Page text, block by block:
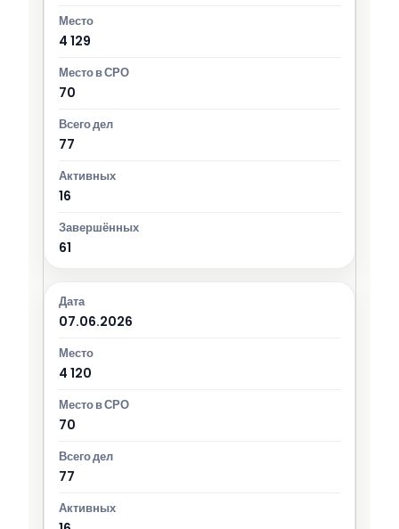
4 129
70
77
16
61
07.06.2026
4 120
70
77